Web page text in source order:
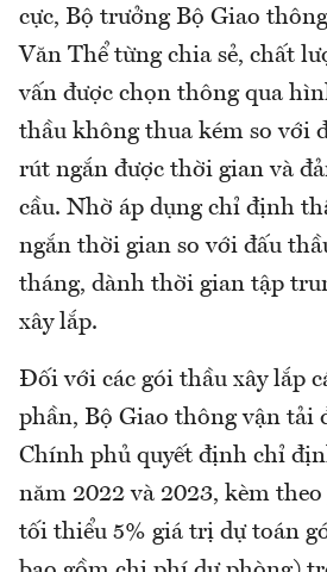
cực, Bộ trưởng Bộ Giao
Văn Thể từng chia sẻ, chất
vấn được chọn thông qua
thầu không thua kém so với
rút ngắn được thời gian và
cầu. Nhờ áp dụng chỉ định
ngắn thời gian so với đấu
tháng, dành thời gian tập
xây lắp.
Đối với các gói thầu xây lắp
phần, Bộ Giao thông vận tải
Chính phủ quyết định chỉ
năm 2022 và 2023, kèm
tối thiểu 5% giá trị dự toán